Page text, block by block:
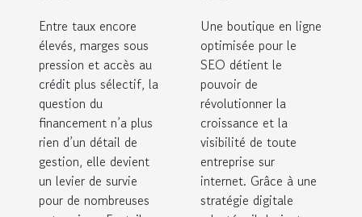
pour
optimiser
votre
trésorerie ?
Entre taux encore
élevés, marges sous
pression et accès au
crédit plus sélectif, la
question du
financement n’a plus
rien d’un détail de
gestion, elle devient
un levier de survie
pour de nombreuses
optimisée
SEO peut
transformer
votre
business ?
Une boutique en ligne
optimisée pour le
SEO détient le
pouvoir de
révolutionner la
croissance et la
visibilité de toute
entreprise sur
internet. Grâce à une
stratégie digitale